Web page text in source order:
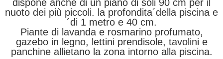
dispone anche di un piano di soli 90 cm per il
nuoto dei più piccoli. la profondita´della piscina e
´di 1 metro e 40 cm.
Piante di lavanda e rosmarino profumato,
gazebo in legno, lettini prendisole, tavolini e
panchine allietano la zona intorno alla piscina.